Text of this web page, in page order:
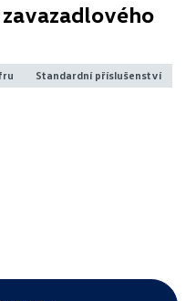
Standardní příslušenství